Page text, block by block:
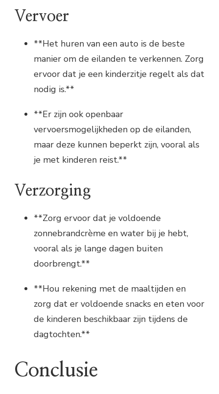
Vervoer
**Het huren van een auto is de beste
manier om de eilanden te verkennen. Zorg
ervoor dat je een kinderzitje regelt als dat
nodig is.**
**Er zijn ook openbaar
vervoersmogelijkheden op de eilanden,
maar deze kunnen beperkt zijn, vooral als
je met kinderen reist.**
Verzorging
**Zorg ervoor dat je voldoende
zonnebrandcrème en water bij je hebt,
vooral als je lange dagen buiten
doorbrengt.**
**Hou rekening met de maaltijden en
zorg dat er voldoende snacks en eten voor
de kinderen beschikbaar zijn tijdens de
dagtochten.**
Conclusie